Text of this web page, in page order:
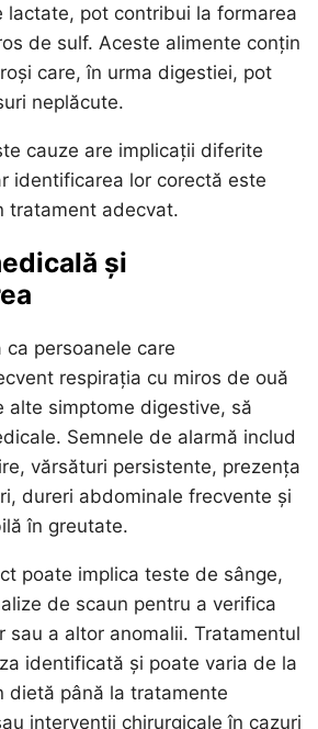
lactate, pot contribui la formarea
de sulf. Aceste alimente conțin
care, în urma digestiei, pot
neplăcute.
cauze are implicații diferite
identificarea lor corectă este
tratament adecvat.
și
persoanele care
respirația cu miros de ouă
alte simptome digestive, să
Semnele de alarmă includ
vărsături persistente, prezența
dureri abdominale frecvente și
în greutate.
poate implica teste de sânge,
de scaun pentru a verifica
sau a altor anomalii. Tratamentul
identificată și poate varia de la
dietă până la tratamente
intervenții chirurgicale în cazuri